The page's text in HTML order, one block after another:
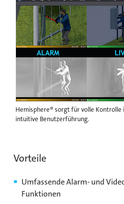
Hemisphere® sorgt für volle Kontrolle
intuitive Benutzerführung.
Vorteile
Umfassende Alarm- und
Funktionen